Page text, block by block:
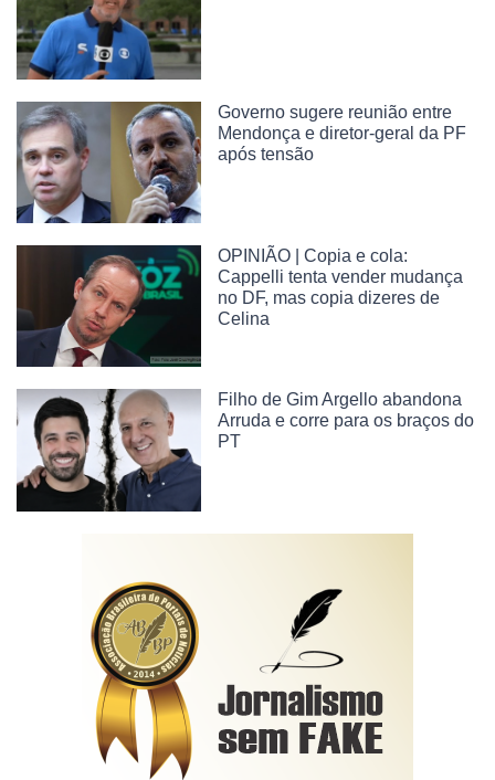
Governo sugere reunião entre
Mendonça e diretor-geral da PF
após tensão
OPINIÃO | Copia e cola:
Cappelli tenta vender mudança
no DF, mas copia dizeres de
Celina
Filho de Gim Argello abandona
Arruda e corre para os braços do
PT